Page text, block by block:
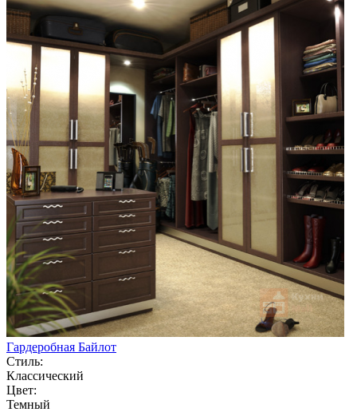
Гардеробная Байлот
Стиль:
Классический
Цвет:
Темный